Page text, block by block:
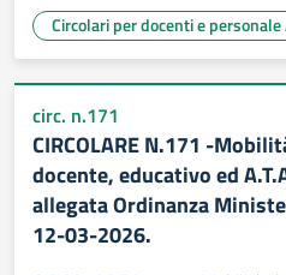
Circolari per docenti e personale
circ. n.171
CIRCOLARE N.171 -
docente, educativo ed
allegata Ordinanza
12-03-2026.